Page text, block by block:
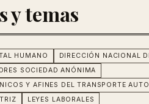
y temas
HUMANO
DIRECCIÓN NACIONAL
SOCIEDAD ANÓNIMA
Y AFINES DEL TRANSPORTE
LEYES LABORALES